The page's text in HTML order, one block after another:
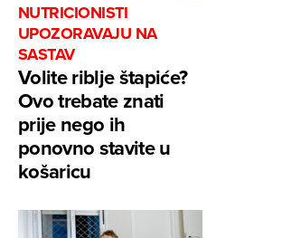
NUTRICIONISTI
UPOZORAVAJU NA
SASTAV
Volite riblje štapiće?
Ovo trebate znati
prije nego ih
ponovno stavite u
košaricu